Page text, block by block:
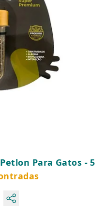
Para Gatos - 5